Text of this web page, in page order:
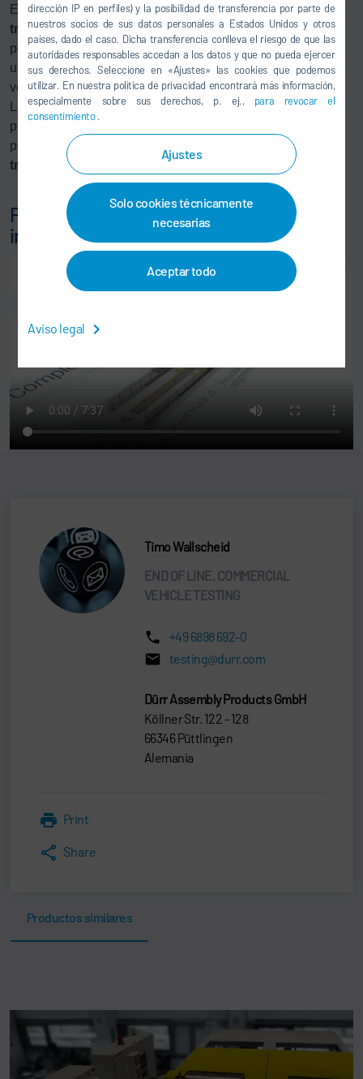
dirección IP en perfiles) y la posibilidad de transferencia por parte de
nuestros socios de sus datos personales a Estados Unidos y otros
países, dado el caso. Dicha transferencia conlleva el riesgo de que las
autoridades responsables accedan a los datos y que no pueda ejercer
sus derechos. Seleccione en «Ajustes» las cookies que podemos
utilizar. En nuestra política de privacidad encontrará más información,
especialmente sobre sus derechos, p. ej., para revocar el
consentimiento.
Ajustes
Solo cookies técnicamente
necesarias
Aceptar todo
Aviso legal
El banco de pruebas de frenos de uno o dos ejes x-brake
truckmide la fuerza de frenado de vehículos industriales
pesados (máxima carga axial de 13 toneladas) y ejecuta
una prueba de funcionamiento de equipos de mando a
velocidades reducidas.
La comunicación de los equipos de mando en el banco de
pruebas de rodaje/frenos y ABS x-road truck y el banco de
pruebas de frenos x-brake truck se realiza mediante el
tronic carlink
Fin de línea completo para vehículos
industriales
Timo Wallscheid
END OF LINE, COMMERCIAL
VEHICLE TESTING
+49 6898 692-0
testing@durr.com
Dürr Assembly Products GmbH
Köllner Str. 122 - 128
66346 Püttlingen
Alemania
Print
Share
Productos similares